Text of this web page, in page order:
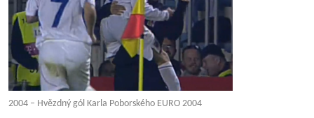
2004 – Hvězdný gól Karla Poborského EURO 2004